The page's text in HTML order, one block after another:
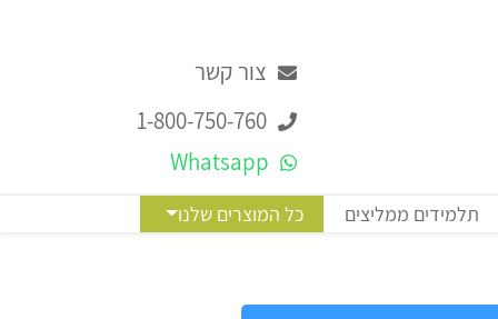
צור קשר
1-800-750-760
תלמידים ממליצים כל המוצרים שלנו